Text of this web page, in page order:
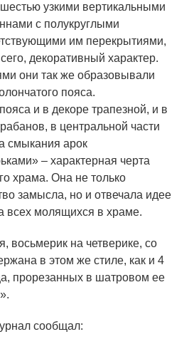
узкими вертикальными
с полукруглыми
им перекрытиями,
декоративный характер.
они так же образовывали
пояса.
и в декоре трапезной, и в
в центральной части
смыкания арок
– характерная черта
храма. Она не только
замысла, но и отвечала идее
всех молящихся в храме.
восьмерик на четверике, со
в этом же стиле, как и 4
прорезанных в шатровом ее
сообщал: